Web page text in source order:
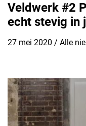
Veldwerk #2
echt stevig in
27 mei 2020 / Alle